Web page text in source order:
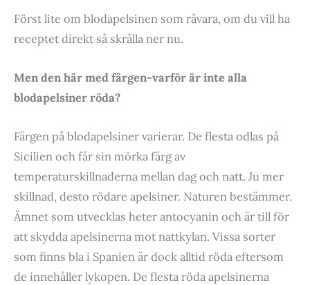
Först lite om blodapelsinen som råvara, om du vill ha
receptet direkt så skrålla ner nu.
Men den här med färgen-varför är inte alla
blodapelsiner röda?
Färgen på blodapelsiner varierar. De flesta odlas på
Sicilien och får sin mörka färg av
temperaturskillnaderna mellan dag och natt. Ju mer
skillnad, desto rödare apelsiner. Naturen bestämmer.
Ämnet som utvecklas heter antocyanin och är till för
att skydda apelsinerna mot nattkylan. Vissa sorter
som finns bla i Spanien är dock alltid röda eftersom
de innehåller lykopen. De flesta röda apelsinerna